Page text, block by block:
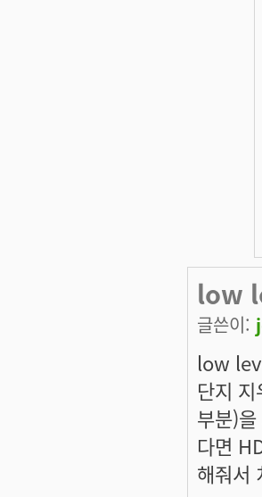
low
글쓴이:
low
단지
부분)
다면
해줘서